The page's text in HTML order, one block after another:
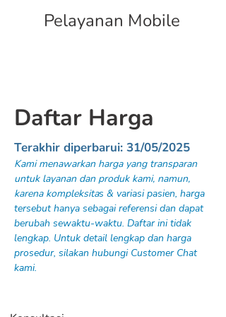
Pelayanan Mobile
Daftar Harga
Terakhir diperbarui: 31/05/2025
Kami menawarkan harga yang transparan
untuk layanan dan produk kami, namun,
karena kompleksitas & variasi pasien, harga
tersebut hanya sebagai referensi dan dapat
berubah sewaktu-waktu. Daftar ini tidak
lengkap. Untuk detail lengkap dan harga
prosedur, silakan hubungi Customer Chat
kami.